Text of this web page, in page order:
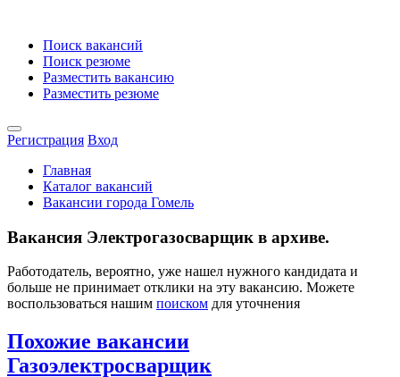
Поиск вакансий
Поиск резюме
Разместить вакансию
Разместить резюме
Регистрация Вход
Главная
Каталог вакансий
Вакансии города Гомель
Вакансия Электрогазосварщик в архиве.
Работодатель, вероятно, уже нашел нужного кандидата и
больше не принимает отклики на эту вакансию. Можете
воспользоваться нашим поиском для уточнения
Похожие вакансии
Газоэлектросварщик